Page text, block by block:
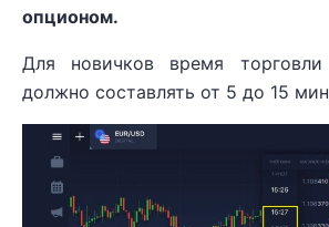
опционом.
Для новичков время
должно составлять от 5 до 15